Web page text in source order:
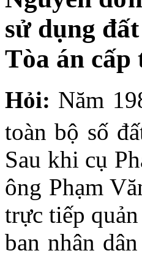
sử dụng
Tòa án cấp
Hỏi: Năm
toàn bộ số
Sau khi cụ
ông Phạm
trực tiếp
ban nhân